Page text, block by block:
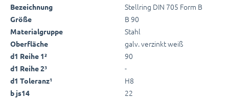
Bezeichnung Stellring DIN 705 Form B
Größe B 90
Materialgruppe Stahl
Oberfläche galv. verzinkt weiß
d1 Reihe 1² 90
d1 Reihe 2³ -
d1 Toleranz¹ H8
b js14 22